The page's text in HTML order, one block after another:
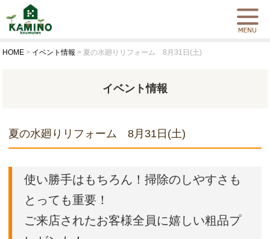
HOME > イベント情報 > 夏の水廻りリフォーム 8月31日(土)
イベント情報
夏の水廻りリフォーム 8月31日(土)
使い勝手はもちろん！掃除のしやすさも
とっても重要！
ご来店されたお客様全員に嬉しい粗品プ